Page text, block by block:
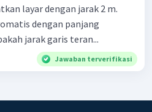
layar dengan jarak 2 m.
dengan panjang
jarak garis teran...
Jawaban terverifikasi